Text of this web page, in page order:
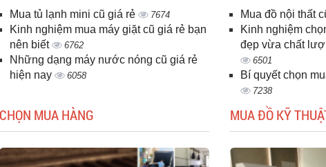
Mua tủ lạnh mini cũ giá rẻ 7674
Kinh nghiệm mua máy giặt cũ giá rẻ bạn
nên biết
6762
Những dạng máy nước nóng cũ giá rẻ
hiện nay
6058
Mua đồ nội thất
Kinh nghiệm
đẹp vừa chất
6501
Bí quyết chọn
7238
CHỌN MUA HÀNG MUA ĐỒ KỸ